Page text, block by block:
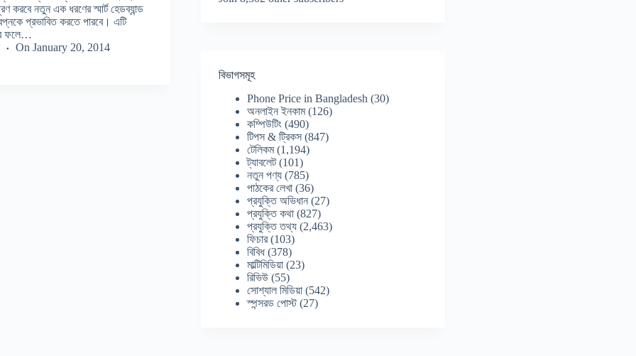
করবে নতুন এক ধরণের স্মার্ট হেডব্যান্ড
প্রভাবিত করতে পারবে। এটি
ফলে…
On January 20, 2014
বিভাগসমূহ
Phone Price in Bangladesh (30)
অনলাইন ইনকাম(126)
কম্পিউটিং (490)
টিপস & ট্রিকস (847)
টেলিকম(1,194)
ট্যাবলেট(101)
নতুন পণ্য (785)
পাঠকের লেখা (36)
প্রযুক্তি অভিধান (27)
প্রযুক্তি কথা (827)
প্রযুক্তি তথ্য (2,463)
ফিচার(103)
বিবিধ(378)
মাল্টিমিডিয়া (23)
রিভিউ (55)
সোশ্যাল মিডিয়া (542)
স্পন্সরড পোস্ট(27)